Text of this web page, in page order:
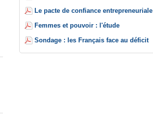
Le pacte de confiance entrepreneuriale
Femmes et pouvoir : l'étude
Sondage : les Français face au déficit